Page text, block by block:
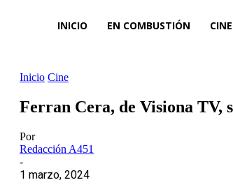
INICIO EN COMBUSTIÓN CINE
Inicio Cine
Ferran Cera, de Visiona TV,
Por
Redacción A451
-
1 marzo, 2024